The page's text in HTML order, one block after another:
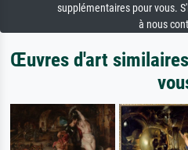
supplémentaires pour vous.
à nous
Œuvres d'art